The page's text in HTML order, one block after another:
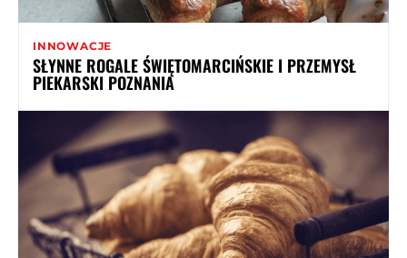
INNOWACJE
SŁYNNE ROGALE ŚWIĘTOMARCIŃSKIE I PRZEMYSŁ
PIEKARSKI POZNANIA